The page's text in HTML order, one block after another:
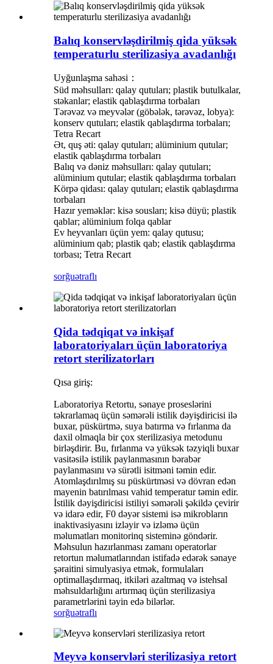
Balıq konservləşdirilmiş qida yüksək
temperaturlu sterilizasiya avadanlığı
Uyğunlaşma sahəsi：
Süd məhsulları: qalay qutuları; plastik butulkalar,
stəkanlar; elastik qablaşdırma torbaları
Tərəvəz və meyvələr (göbələk, tərəvəz, lobya):
konserv qutuları; elastik qablaşdırma torbaları;
Tetra Recart
Ət, quş əti: qalay qutuları; alüminium qutular;
elastik qablaşdırma torbaları
Balıq və dəniz məhsulları: qalay qutuları;
alüminium qutular; elastik qablaşdırma torbaları
Körpə qidası: qalay qutuları; elastik qablaşdırma
torbaları
Hazır yeməklər: kisə sousları; kisə düyü; plastik
qablar; alüminium folqa qablar
Ev heyvanları üçün yem: qalay qutusu;
alüminium qab; plastik qab; elastik qablaşdırma
torbası; Tetra Recart
sorğuətraflı
Qida tədqiqat və inkişaf
laboratoriyaları üçün laboratoriya
retort sterilizatorları
Qısa giriş:
Laboratoriya Retortu, sənaye proseslərini
təkrarlamaq üçün səmərəli istilik dəyişdiricisi ilə
buxar, püskürtmə, suya batırma və fırlanma da
daxil olmaqla bir çox sterilizasiya metodunu
birləşdirir. Bu, fırlanma və yüksək təzyiqli buxar
vasitəsilə istilik paylanmasının bərabər
paylanmasını və sürətli isitməni təmin edir.
Atomlaşdırılmış su püskürtməsi və dövran edən
mayenin batırılması vahid temperatur təmin edir.
İstilik dəyişdiricisi istiliyi səmərəli şəkildə çevirir
və idarə edir, F0 dəyər sistemi isə mikrobların
inaktivasiyasını izləyir və izləmə üçün
məlumatları monitorinq sisteminə göndərir.
Məhsulun hazırlanması zamanı operatorlar
retortun məlumatlarından istifadə edərək sənaye
şəraitini simulyasiya etmək, formulaları
optimallaşdırmaq, itkiləri azaltmaq və istehsal
məhsuldarlığını artırmaq üçün sterilizasiya
parametrlərini təyin edə bilərlər.
sorğuətraflı
Meyvə konservləri sterilizasiya retort